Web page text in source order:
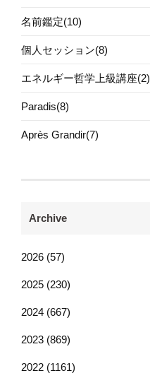
名前鑑定(10)
個人セッション(8)
エネルギー哲学上級講座(2)
Paradis(8)
Après Grandir(7)
Archive
2026 (57)
2025 (230)
2024 (667)
2023 (869)
2022 (1161)